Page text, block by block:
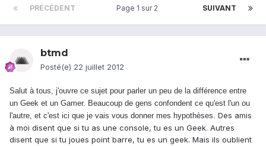
PRÉCÉDENT SUIVANT
Page 1 sur 2
btmd
Posté(e) 22 juillet 2012
Salut à tous, j'ouvre ce sujet pour parler un peu de la différence entre
un Geek et un Gamer. Beaucoup de gens confondent ce qu'est l'un ou
l'autre, et c'est ici que je vais vous donner mes hypothèses. Des amis
à moi disent que si tu as une console, tu es un Geek. Autres
disent que si tu joues point barre, tu es un geek. Mais ils oublient